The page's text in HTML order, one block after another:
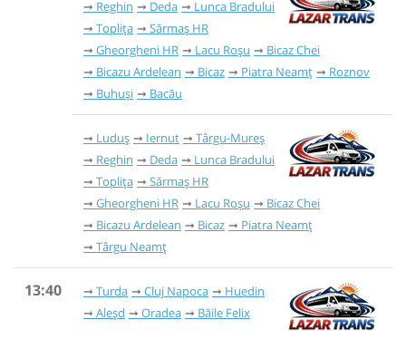
Reghin
Deda
Lunca Bradului
Toplița
Sărmaș HR
Gheorgheni HR
Lacu Roșu
Bicaz Chei
Bicazu Ardelean
Bicaz Piatra Neamț
Roznov
Buhuși
Bacău
Luduș Iernut
Târgu-Mureș
Reghin
Deda
Lunca Bradului
Toplița
Sărmaș HR
Gheorgheni HR
Lacu Roșu
Bicaz Chei
Bicazu Ardelean
Bicaz
Piatra Neamț
Târgu Neamț
13:40 Turda Cluj Napoca
Huedin
Aleșd
Oradea Băile Felix